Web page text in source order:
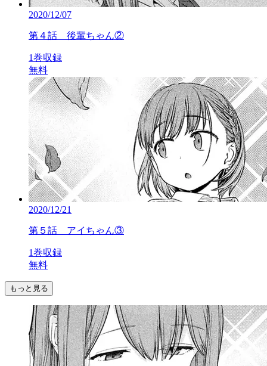
2020/12/07
第４話 後輩ちゃん②
1巻収録
無料
2020/12/21
第５話 アイちゃん③
1巻収録
無料
もっと見る